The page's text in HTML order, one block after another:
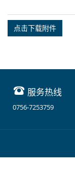
点击下载附件
服务热线
0756-7253759